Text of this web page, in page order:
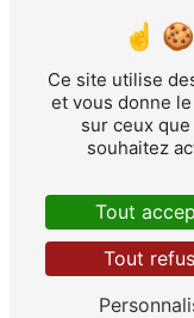
qui
une surface de
dans le
disposition
d’articles:
en
Chacun de nos
àtous les
allant de
Ce site utilise
et vous donne
sur ceux
souhaitez
Tout
Tout